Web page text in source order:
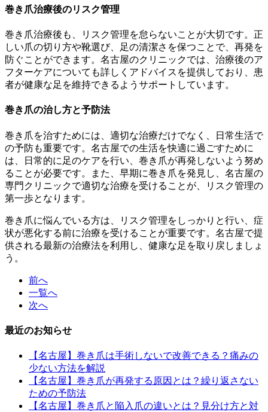
巻き爪治療後のリスク管理
巻き爪治療後も、リスク管理を怠らないことが大切です。正
しい爪の切り方や靴選び、足の清潔さを保つことで、再発を
防ぐことができます。名古屋のクリニックでは、治療後のア
フターケアについても詳しくアドバイスを提供しており、患
者が健康な足を維持できるようサポートしています。
巻き爪の治し方と予防法
巻き爪を治すためには、適切な治療だけでなく、日常生活で
の予防も重要です。名古屋での生活を快適に過ごすために
は、日常的に足のケアを行い、巻き爪が再発しないよう努め
ることが必要です。また、早期に巻き爪を発見し、名古屋の
専門クリニックで適切な治療を受けることが、リスク管理の
第一歩となります。
巻き爪に悩んでいる方は、リスク管理をしっかりと行い、症
状が悪化する前に治療を受けることが重要です。名古屋で提
供される最新の治療法を利用し、健康な足を取り戻しましょ
う。
前へ
一覧へ
次へ
最近のお知らせ
【名古屋】巻き爪は手術しないで改善できる？痛みの
少ない方法を解説
【名古屋】巻き爪が再発する原因とは？繰り返さない
ための予防法
【名古屋】巻き爪と陥入爪の違いとは？見分け方と対